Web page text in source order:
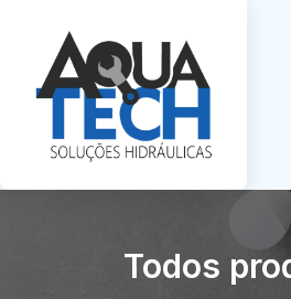
Todos